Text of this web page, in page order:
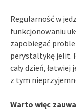
Regularność w
funkcjonowaniu
zapobiegać
perystaltykę jelit.
cały dzień,
z tym
Warto więc